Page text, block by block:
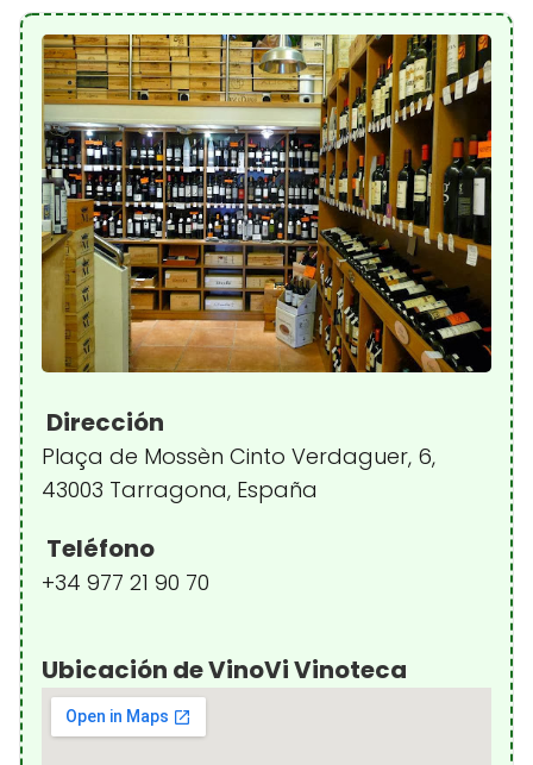
Dirección
Plaça de Mossèn Cinto Verdaguer, 6,
43003 Tarragona, España
Teléfono
+34 977 21 90 70
Ubicación de VinoVi Vinoteca